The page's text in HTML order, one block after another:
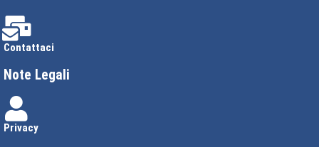
Contattaci
Note Legali
Privacy